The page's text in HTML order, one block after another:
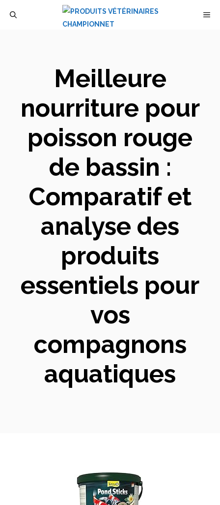
Meilleure
nourriture pour
poisson rouge
de bassin :
Comparatif et
analyse des
produits
essentiels pour
vos
compagnons
aquatiques